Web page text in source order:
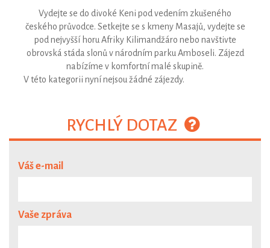
Vydejte se do divoké Keni pod vedením zkušeného
českého průvodce. Setkejte se s kmeny Masajů, vydejte se
pod nejvyšší horu Afriky Kilimandžáro nebo navštivte
obrovská stáda slonů v národním parku Amboseli. Zájezd
nabízíme v komfortní malé skupině.
V této kategorii nyní nejsou žádné zájezdy.
RYCHLÝ DOTAZ
Váš e-mail
Vaše zpráva